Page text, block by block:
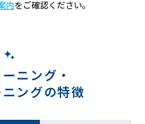
内をご確認ください。
ニング・
ングの特徴